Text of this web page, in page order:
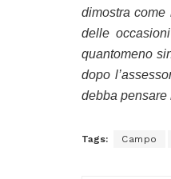
dimostra come
delle
quantomeno
dopo
debba pensare
Tags: Campo